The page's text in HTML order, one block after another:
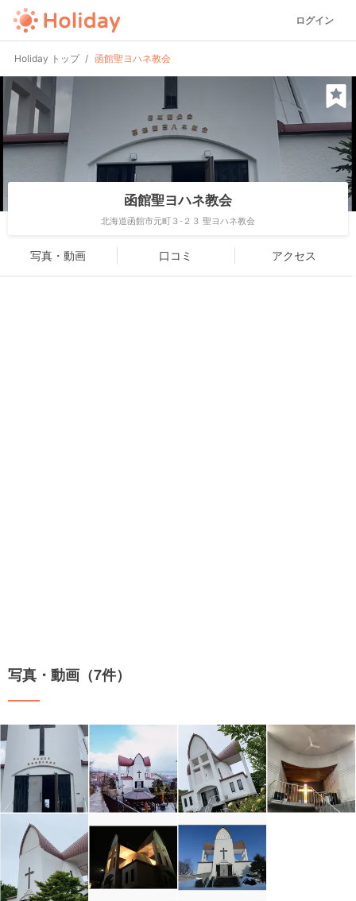
ログイン
Holiday トップ 函館聖ヨハネ教会
函館聖ヨハネ教会
北海道函館市元町３-２３ 聖ヨハネ教会
写真・動画 口コミ アクセス
写真・動画（7件）